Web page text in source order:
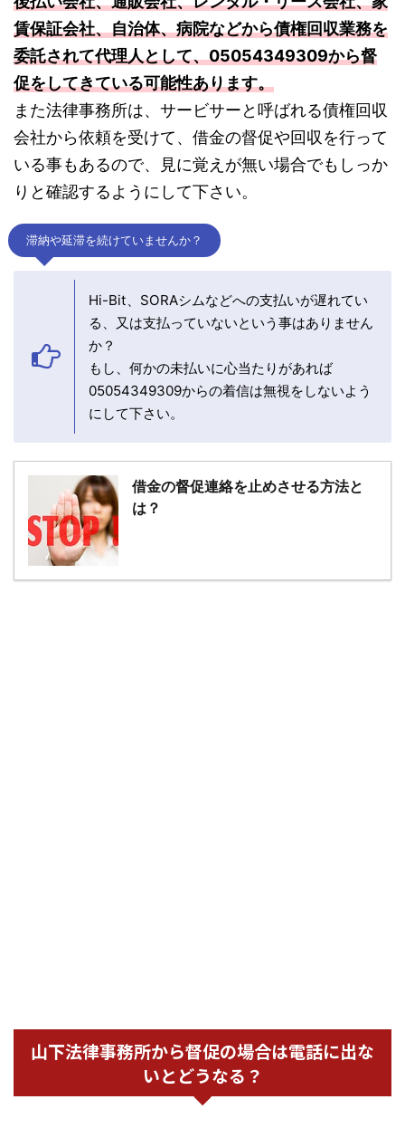
賃保証会社、自治体、病院などから債権回収業務を
委託されて代理人として、05054349309から督
促をしてきている可能性あります。
また法律事務所は、サービサーと呼ばれる債権回収
会社から依頼を受けて、借金の督促や回収を行って
いる事もあるので、見に覚えが無い場合でもしっか
りと確認するようにして下さい。
滞納や延滞を続けていませんか？
Hi-Bit、SORAシムなどへの支払いが遅れてい
る、又は支払っていないという事はありません
か？
もし、何かの未払いに心当たりがあれば
05054349309からの着信は無視をしないよう
にして下さい。
借金の督促連絡を止めさせる方法と
は？
山下法律事務所から督促の場合は電話に出な
いとどうなる？